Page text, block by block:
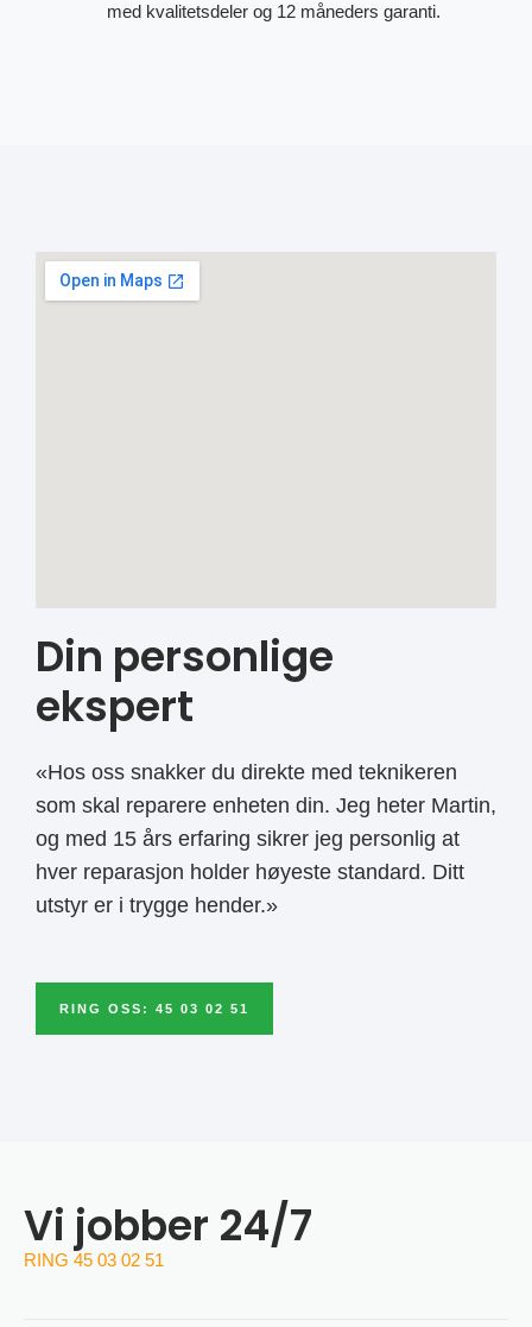
med kvalitetsdeler og 12 måneders garanti.
Din personlige
ekspert
«Hos oss snakker du direkte med teknikeren
som skal reparere enheten din. Jeg heter Martin,
og med 15 års erfaring sikrer jeg personlig at
hver reparasjon holder høyeste standard. Ditt
utstyr er i trygge hender.»
RING OSS: 45 03 02 51
Vi jobber 24/7
RING 45 03 02 51